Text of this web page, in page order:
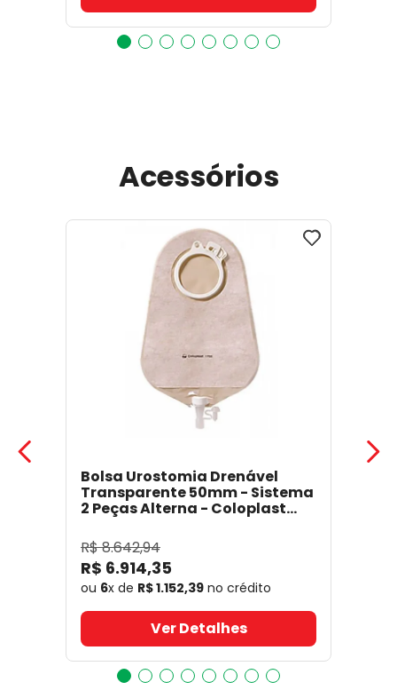
Acessórios
Bolsa Urostomia Drenável
Transparente 50mm - Sistema
2 Peças Alterna - Coloplast
R$8.642,94
R$ 6.914,35
ou 6x de R$1.152,39 no crédito
Ver Detalhes